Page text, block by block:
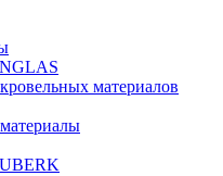
материалов